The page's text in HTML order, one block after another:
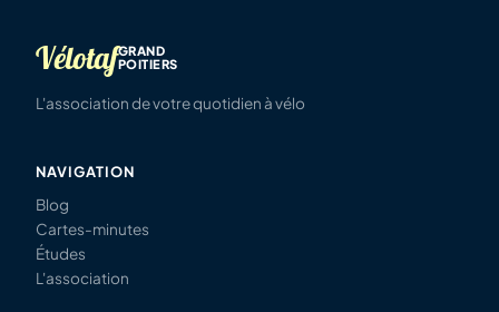
VélotafGRAND
POITIERS
L'association de votre quotidien à vélo
NAVIGATION
Blog
Cartes-minutes
Études
L'association